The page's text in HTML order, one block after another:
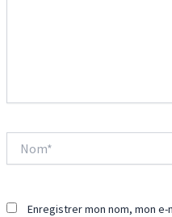
Enregistrer mon nom, mon